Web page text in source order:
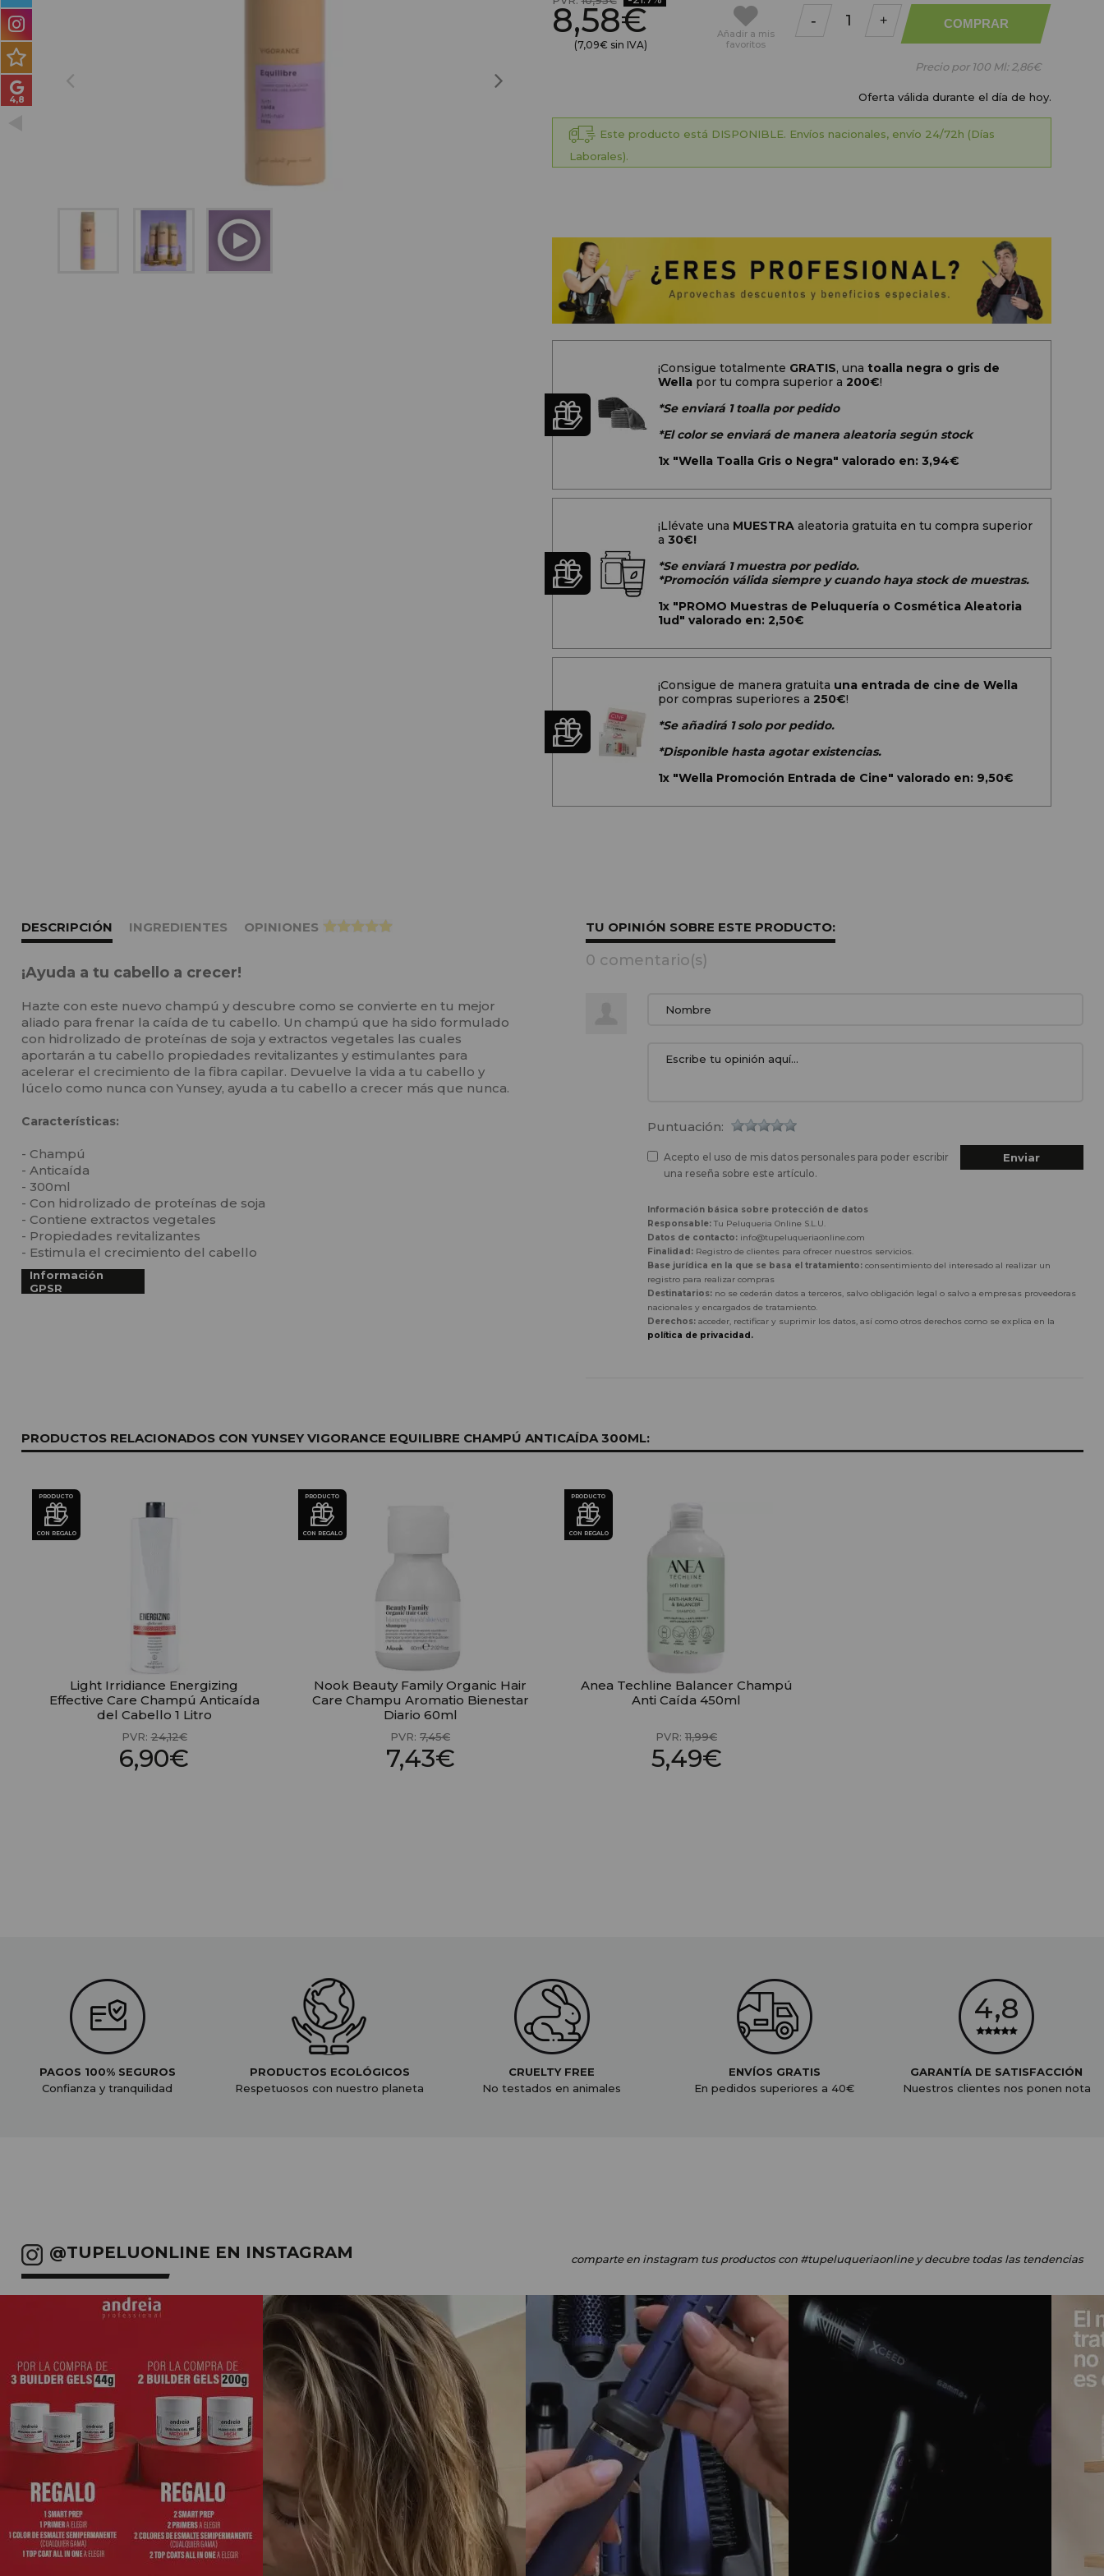
PACKS DE REGALO
8,58€
(7,09€ sin IVA)
Añadira mis
favoritos
- + COMPRAR
Precio por 100 Ml: 2,86€
Oferta válida durante el día de hoy.
Este producto está DISPONIBLE. Envíos nacionales, envío 24/72h (Días
Laborales).
¡Consigue totalmente GRATIS, una toalla negra o gris de
Wellapor tu compra superior a 200€!
*Se enviará 1 toalla por pedido
*El color se enviará de manera aleatoria según stock
1x "Wella Toalla Gris o Negra" valorado en: 3,94€
¡Llévate una MUESTRA aleatoria gratuita en tu compra superior
a 30€!
*Se enviará 1 muestra por pedido.
*Promoción válida siempre y cuando haya stock de muestras.
1x "PROMO Muestras de Peluquería o Cosmética Aleatoria
1ud" valorado en: 2,50€
¡Consigue de manera gratuita una entrada de cine de Wella
por compras superiores a 250€!
*Se añadirá 1 solo por pedido.
*Disponible hasta agotar existencias.
1x "Wella Promoción Entrada de Cine" valorado en: 9,50€
DESCRIPCIÓN INGREDIENTES OPINIONES >
¡Ayuda a tu cabello a crecer!
Hazte con este nuevo champú y descubre como se convierte en tu mejor
aliado para frenar la caída de tu cabello. Un champú que ha sido formulado
con hidrolizado de proteínas de soja y extractos vegetales las cuales
aportarán a tu cabello propiedades revitalizantes y estimulantes para
acelerar el crecimiento de la fibra capilar. Devuelve la vida a tu cabello y
lúcelo como nunca con Yunsey, ayuda a tu cabello a crecer más que nunca.
Características:
- Champú
- Anticaída
- 300ml
- Con hidrolizado de proteínas de soja
- Contiene extractos vegetales
- Propiedades revitalizantes
- Estimula el crecimiento del cabello
Información
GPSR
TU OPINIÓN SOBRE ESTE PRODUCTO:
0 comentario(s)
Puntuación:
Acepto el uso de mis datos personales para poder escribir
una reseña sobre este artículo.
Información básica sobre protección de datos
Responsable:Tu Peluqueria Online S.L.U.
Datos de contacto:info@tupeluqueriaonline.com
Finalidad:Registro de clientes para ofrecer nuestros servicios.
Base jurídica en la que se basa el tratamiento:consentimiento del interesado al realizar un
registro para realizar compras
Destinatarios:no se cederán datos a terceros, salvo obligación legal o salvo a empresas proveedoras
nacionales y encargados de tratamiento.
Derechos:acceder, rectificar y suprimir los datos, así como otros derechos como se explica en la
política de privacidad.
PRODUCTOS RELACIONADOS CON YUNSEY VIGORANCE EQUILIBRE CHAMPÚ ANTICAÍDA 300ML:
PRODUCTO
CON REGALO
Light Irridiance Energizing
Effective Care Champú Anticaída
del Cabello 1 Litro
PVR:24,12€
6,90€
PRODUCTO
CON REGALO
Nook Beauty Family Organic Hair
Care Champu Aromatio Bienestar
Diario 60ml
PVR: 7,45€
7,43€
PRODUCTO
CON REGALO
Anea Techline Balancer Champú
Anti Caída 450ml
PVR: 11,99€
5,49€
PAGOS 100% SEGUROS
Confianza y tranquilidad
PRODUCTOS ECOLÓGICOS
Respetuosos con nuestro planeta
CRUELTY FREE
No testados en animales
ENVÍOS GRATIS
En pedidos superiores a 40€
GARANTÍA DE SATISFACCIÓN
Nuestros clientes nos ponen nota
@TUPELUONLINE EN INSTAGRAM comparte en instagram tus productoscon #tupeluqueriaonliney decubre todas las tendencias